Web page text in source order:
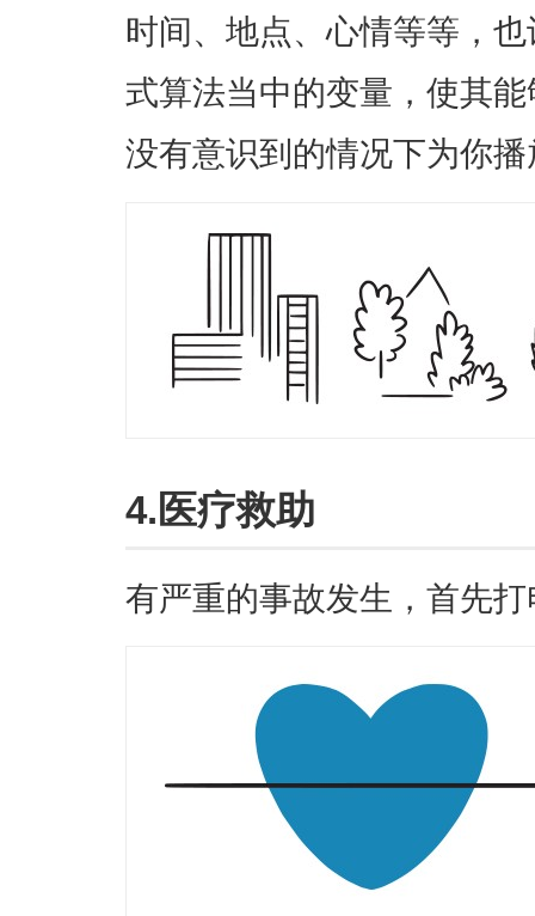
时间、地点、心情等等，
式算法当中的变量，使其
没有意识到的情况下为你
4.医疗救助
有严重的事故发生，首先